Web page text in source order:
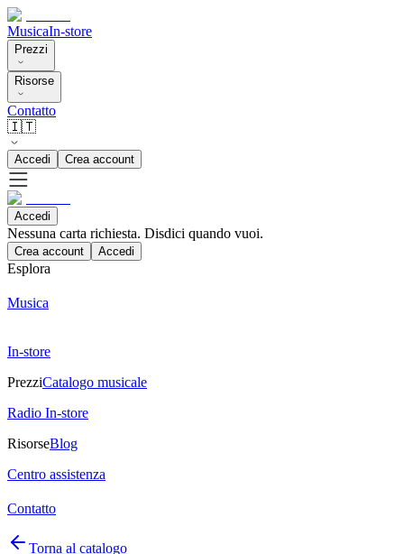
MusicaIn-store
Prezzi
Risorse
Contatto
🇮🇹
Accedi Crea account
Accedi
Nessuna carta richiesta. Disdici quando vuoi.
Crea account Accedi
Esplora
Musica
In-store
PrezziCatalogo musicale
Radio In-store
RisorseBlog
Centro assistenza
Contatto
Torna al catalogo